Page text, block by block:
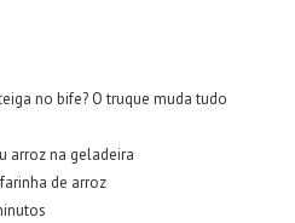
no bife? O truque muda tudo
arroz na geladeira
de arroz